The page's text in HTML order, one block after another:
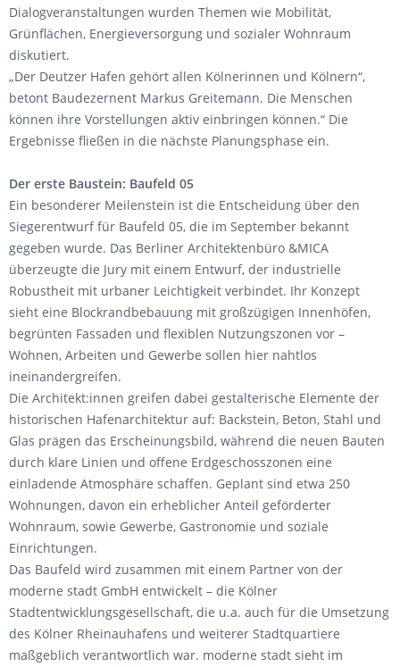
Dialogveranstaltungen wurden Themen wie Mobilität,
Grünflächen, Energieversorgung und sozialer Wohnraum
diskutiert.
„Der Deutzer Hafen gehört allen Kölnerinnen und Kölnern“,
betont Baudezernent Markus Greitemann. Die Menschen
können ihre Vorstellungen aktiv einbringen können.“ Die
Ergebnisse fließen in die nächste Planungsphase ein.
Der erste Baustein: Baufeld 05
Ein besonderer Meilenstein ist die Entscheidung über den
Siegerentwurf für Baufeld 05, die im September bekannt
gegeben wurde. Das Berliner Architektenbüro &MICA
überzeugte die Jury mit einem Entwurf, der industrielle
Robustheit mit urbaner Leichtigkeit verbindet. Ihr Konzept
sieht eine Blockrandbebauung mit großzügigen Innenhöfen,
begrünten Fassaden und flexiblen Nutzungszonen vor –
Wohnen, Arbeiten und Gewerbe sollen hier nahtlos
ineinandergreifen.
Die Architekt:innen greifen dabei gestalterische Elemente der
historischen Hafenarchitektur auf: Backstein, Beton, Stahl und
Glas prägen das Erscheinungsbild, während die neuen Bauten
durch klare Linien und offene Erdgeschosszonen eine
einladende Atmosphäre schaffen. Geplant sind etwa 250
Wohnungen, davon ein erheblicher Anteil geförderter
Wohnraum, sowie Gewerbe, Gastronomie und soziale
Einrichtungen.
Das Baufeld wird zusammen mit einem Partner von der
moderne stadt GmbH entwickelt – die Kölner
Stadtentwicklungsgesellschaft, die u.a. auch für die Umsetzung
des Kölner Rheinauhafens und weiterer Stadtquartiere
maßgeblich verantwortlich war. moderne stadt sieht im